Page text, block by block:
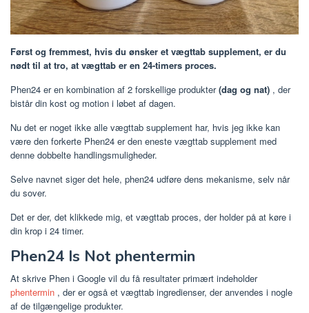
Først og fremmest, hvis du ønsker et vægttab supplement, er du
nødt til at tro, at vægttab er en 24-timers proces.
Phen24 er en kombination af 2 forskellige produkter(dag og nat) , der
bistår din kost og motion i løbet af dagen.
Nu det er noget ikke alle vægttab supplement har, hvis jeg ikke kan
være den forkerte Phen24 er den eneste vægttab supplement med
denne dobbelte handlingsmuligheder.
Selve navnet siger det hele, phen24 udføre dens mekanisme, selv når
du sover.
Det er der, det klikkede mig, et vægttab proces, der holder på at køre i
din krop i 24 timer.
Phen24 Is Not phentermin
At skrive Phen i Google vil du få resultater primært indeholder
phentermin , der er også et vægttab ingredienser, der anvendes i nogle
af de tilgængelige produkter.